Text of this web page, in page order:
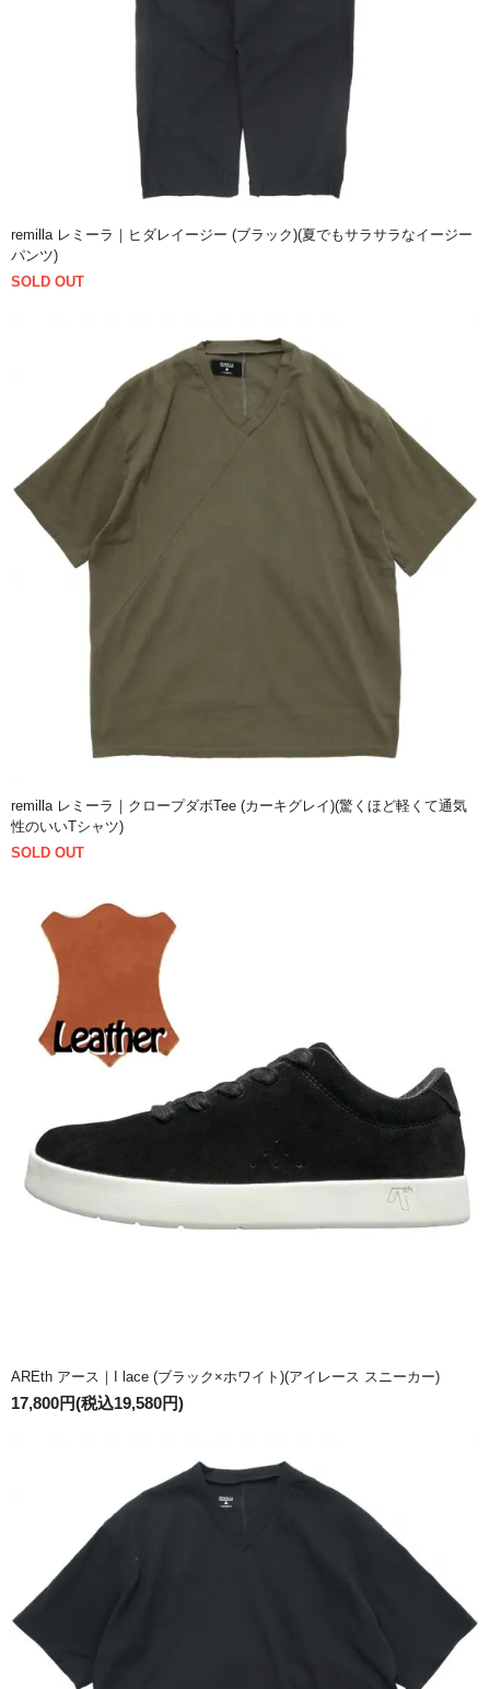
remilla レミーラ｜ヒダレイージー (ブラック)(夏でもサラサラなイージー
パンツ)
SOLD OUT
remilla レミーラ｜クロープダボTee (カーキグレイ)(驚くほど軽くて通気
性のいいTシャツ)
SOLD OUT
AREth アース｜I lace (ブラック×ホワイト)(アイレース スニーカー)
17,800円(税込19,580円)